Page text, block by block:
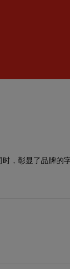
，彰显了品牌的